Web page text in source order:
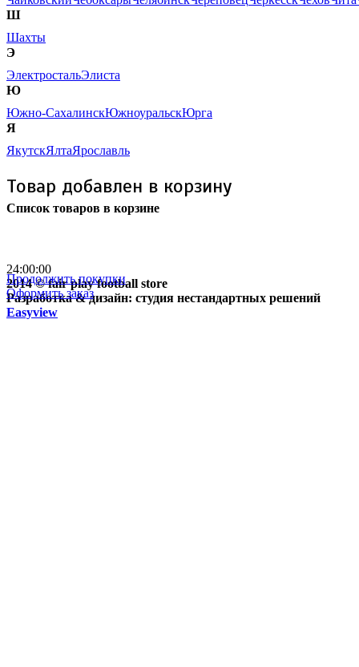
Ш
Шахты
Э
ЭлектростальЭлиста
Ю
Южно-СахалинскЮжноуральскЮрга
Я
ЯкутскЯлтаЯрославль
Товар добавлен в корзину
Список товаров в корзине
Продолжить покупки
Оформить заказ
24:00:00
2014 © fair play football store
Разработка & дизайн: студия нестандартных решений
Easyview